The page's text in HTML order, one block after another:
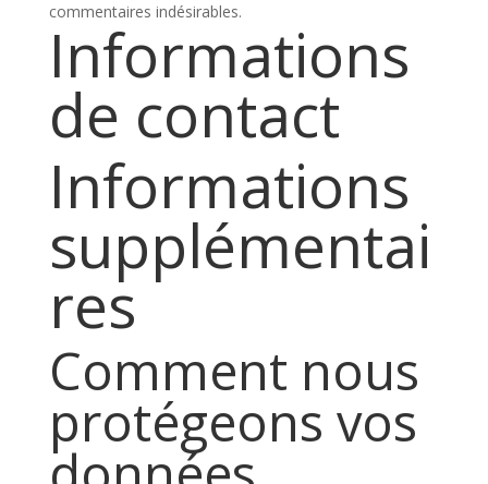
commentaires indésirables.
Informations
de contact
Informations
supplémentai
res
Comment nous
protégeons vos